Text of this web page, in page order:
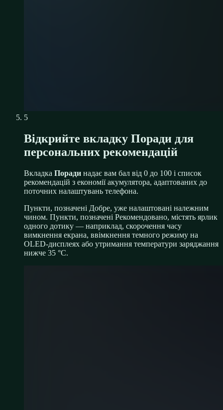
5
Відкрийте вкладку Поради для
персональних рекомендацій
Вкладка Поради надає вам бал від 0 до 100 і список
рекомендацій з економії акумулятора, адаптованих до
поточних налаштувань телефона.
Пункти, позначені Добре, уже налаштовані належним
чином. Пункти, позначені Рекомендовано, містять ярлик
одного дотику — наприклад, скорочення часу
вимкнення екрана, ввімкнення темного режиму на
OLED-дисплеях або утримання температури заряджання
нижче 35 °C.